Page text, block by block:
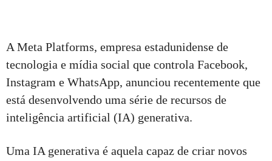
A Meta Platforms, empresa estadunidense de
tecnologia e mídia social que controla Facebook,
Instagram e WhatsApp, anunciou recentemente que
está desenvolvendo uma série de recursos de
inteligência artificial (IA) generativa.
Uma IA generativa é aquela capaz de criar novos